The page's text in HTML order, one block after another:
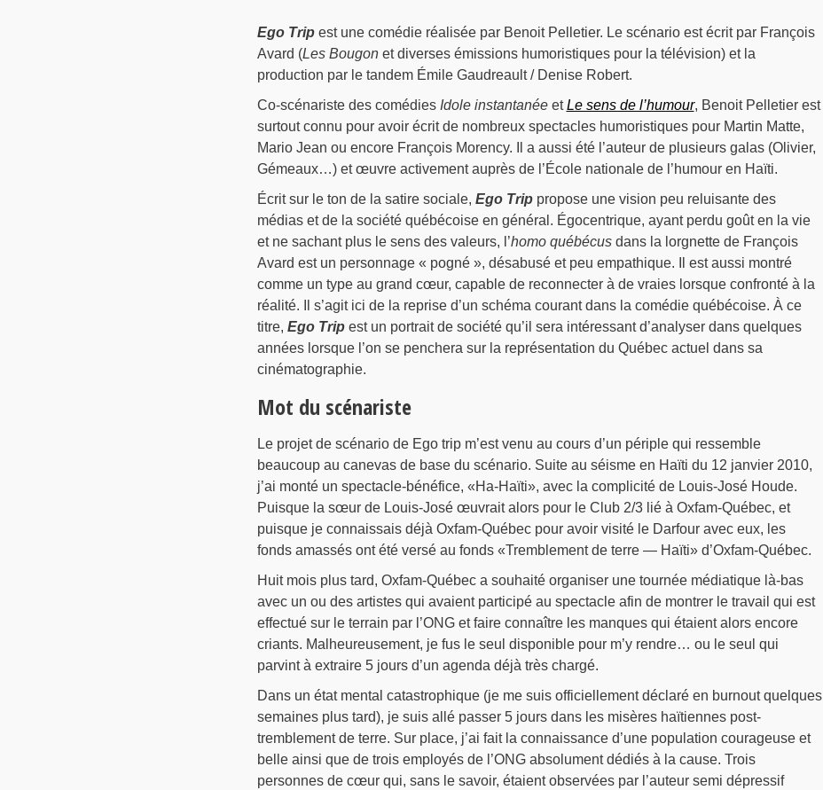
Ego Tripest une comédie réalisée par Benoit Pelletier. Le scénario est écrit par François
Avard (Les Bougonet diverses émissions humoristiques pour la télévision) et la
production par le tandem Émile Gaudreault / Denise Robert.
Co-scénariste des comédies Idole instantanéeetLe sens de l’humour, Benoit Pelletier est
surtout connu pour avoir écrit de nombreux spectacles humoristiques pour Martin Matte,
Mario Jean ou encore François Morency. Il a aussi été l’auteur de plusieurs galas (Olivier,
Gémeaux…) et œuvre activement auprès de l’École nationale de l’humour en Haïti.
Écrit sur le ton de la satire sociale, Ego Trippropose une vision peu reluisante des
médias et de la société québécoise en général. Égocentrique, ayant perdu goût en la vie
et ne sachant plus le sens des valeurs, l’homo québécusdans la lorgnette de François
Avard est un personnage « pogné », désabusé et peu empathique. Il est aussi montré
comme un type au grand cœur, capable de reconnecter à de vraies lorsque confronté à la
réalité. Il s’agit ici de la reprise d’un schéma courant dans la comédie québécoise. À ce
titre, Ego Tripest un portrait de société qu’il sera intéressant d’analyser dans quelques
années lorsque l’on se penchera sur la représentation du Québec actuel dans sa
cinématographie.
Mot du scénariste
Le projet de scénario de Ego trip m’est venu au cours d’un périple qui ressemble
beaucoup au canevas de base du scénario. Suite au séisme en Haïti du 12 janvier 2010,
j’ai monté un spectacle-bénéfice, «Ha-Haïti», avec la complicité de Louis-José Houde.
Puisque la sœur de Louis-José œuvrait alors pour le Club 2/3 lié à Oxfam-Québec, et
puisque je connaissais déjà Oxfam-Québec pour avoir visité le Darfour avec eux, les
fonds amassés ont été versé au fonds «Tremblement de terre — Haïti» d’Oxfam-Québec.
Huit mois plus tard, Oxfam-Québec a souhaité organiser une tournée médiatique là-bas
avec un ou des artistes qui avaient participé au spectacle afin de montrer le travail qui est
effectué sur le terrain par l’ONG et faire connaître les manques qui étaient alors encore
criants. Malheureusement, je fus le seul disponible pour m’y rendre… ou le seul qui
parvint à extraire 5 jours d’un agenda déjà très chargé.
Dans un état mental catastrophique (je me suis officiellement déclaré en burnout quelques
semaines plus tard), je suis allé passer 5 jours dans les misères haïtiennes post-
tremblement de terre. Sur place, j’ai fait la connaissance d’une population courageuse et
belle ainsi que de trois employés de l’ONG absolument dédiés à la cause. Trois
personnes de cœur qui, sans le savoir, étaient observées par l’auteur semi dépressif